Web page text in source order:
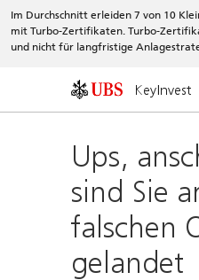
Im Durchschnitt erleiden 7 von 10
mit Turbo-Zertifikaten. Turbo-
und nicht für langfristige
KeyInvest
Ups,
sind Sie
falschen
gelandet